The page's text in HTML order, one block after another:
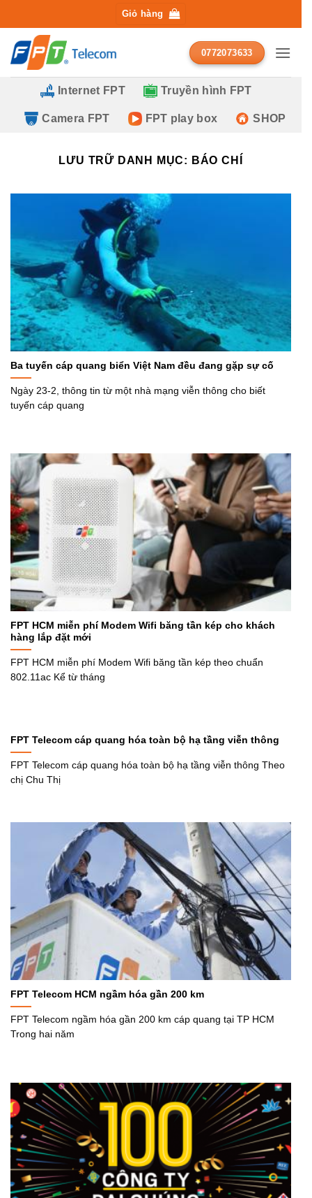
qua
nội
dung
Giỏ hàng
0772073633
Internet FPT Truyền hình FPT
Camera FPT FPT play box SHOP
LƯU TRỮ DANH MỤC: BÁO CHÍ
Ba tuyến cáp quang biển Việt Nam đều đang gặp sự cố
Ngày 23-2, thông tin từ một nhà mạng viễn thông cho biết
tuyến cáp quang
FPT HCM miễn phí Modem Wifi băng tần kép cho khách
hàng lắp đặt mới
FPT HCM miễn phí Modem Wifi băng tần kép theo chuẩn
802.11ac Kể từ tháng
FPT Telecom cáp quang hóa toàn bộ hạ tầng viễn thông
FPT Telecom cáp quang hóa toàn bộ hạ tầng viễn thông Theo
chị Chu Thị
FPT Telecom HCM ngầm hóa gần 200 km
FPT Telecom ngầm hóa gần 200 km cáp quang tại TP HCM
Trong hai năm
ĐĂNG KÝ TƯ VẤN MIỄN PHÍ